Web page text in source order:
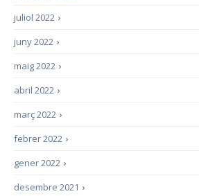
›
juliol 2022
›
juny 2022
›
maig 2022
›
abril 2022
›
març 2022
›
febrer 2022
›
gener 2022
›
desembre 2021